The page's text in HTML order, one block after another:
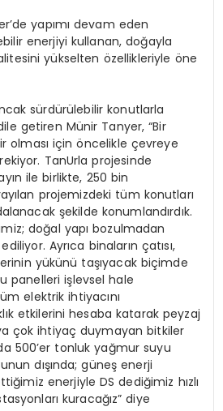
yapımı devam eden
enerjiyi kullanan, doğayla
yükselten özellikleriyle öne
sürdürülebilir konutlarla
getiren Münir Tanyer, “Bir
olması için öncelikle çevreye
TanUrla projesinde
ile birlikte, 250 bin
projemizdeki tüm konutları
şekilde konumlandırdık.
doğal yapı bozulmadan
Ayrıca binaların çatısı,
yükünü taşıyacak biçimde
panelleri işlevsel hale
elektrik ihtiyacını
etkilerini hesaba katarak peyzaj
çok ihtiyaç duymayan bitkiler
500’er tonluk yağmur suyu
dışında; güneş enerji
enerjiyle DS dediğimiz hızlı
kuracağız” diye